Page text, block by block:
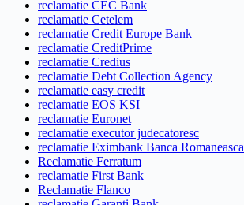
reclamatie CEC Bank
reclamatie Cetelem
reclamatie Credit Europe Bank
reclamatie CreditPrime
reclamatie Credius
reclamatie Debt Collection Agency
reclamatie easy credit
reclamatie EOS KSI
reclamatie Euronet
reclamatie executor judecatoresc
reclamatie Eximbank Banca Romaneasca
Reclamatie Ferratum
reclamatie First Bank
Reclamatie Flanco